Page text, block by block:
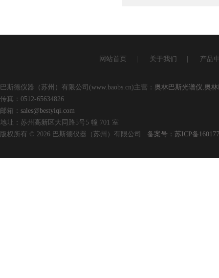
网站首页 关于我们 产品
巴斯德仪器（苏州）有限公司(www.baobs.cn)主营： 奥林巴斯光谱仪,奥
传真：0512-65634826
邮箱： sales@bestyiqi.com
地址：苏州高新区大同路5号5 幢 701 室
版权所有 © 2026 巴斯德仪器（苏州）有限公司 备案号：苏ICP备